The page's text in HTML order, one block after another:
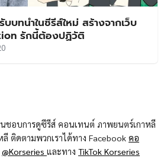
บทนำในซีรีส์ใหม่ สร้างจากเว็บ
รักนี้ต้องปฏิวัติ
ชอบการดูซีรีส์ คอนเทนต์ ภาพยนตร์เกาหลี
ติดตามพวกเราได้ทาง Facebook คอ
@Korseries และทาง TikTok Korseries